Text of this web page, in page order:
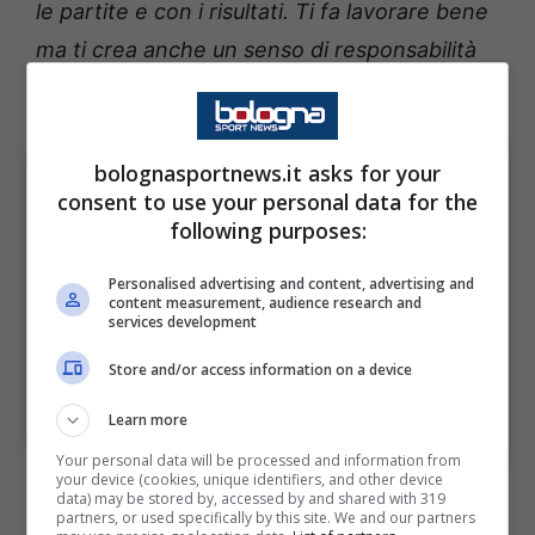
le partite e con i risultati. Ti fa lavorare bene
ma ti crea anche un senso di responsabilità
verso la nostra gente.”
Le parole di Marco Di Vaio sull’atmosfera che sta
caratterizzando questo ritiro a Valles e sulla crescita del
club. Bologna Sport News (Photo by Alessandro
Sabattini/Getty Images Via OneFootball)
bolognasportnews.it asks for your
consent to use your personal data for the
following purposes:
Personalised advertising and content, advertising and
content measurement, audience research and
services development
Store and/or access information on a device
Learn more
Your personal data will be processed and information from
your device (cookies, unique identifiers, and other device
data) may be stored by, accessed by and shared with 319
partners, or used specifically by this site. We and our partners